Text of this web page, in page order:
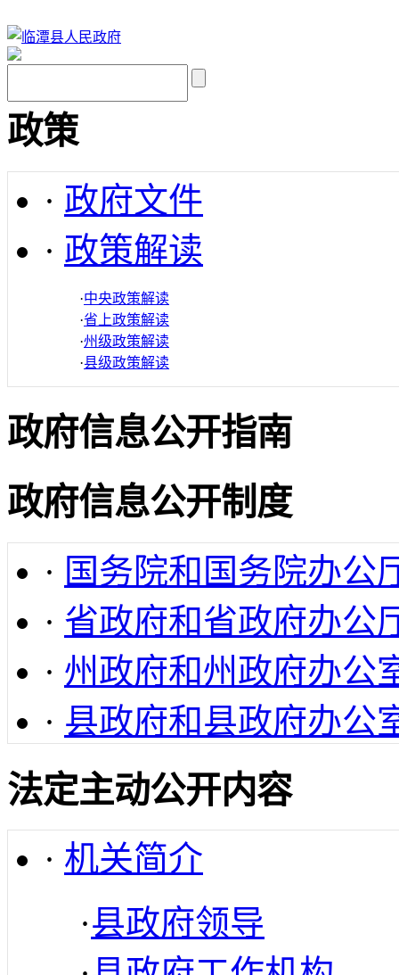
政策
· 政府文件
· 政策解读
·中央政策解读
·省上政策解读
·州级政策解读
·县级政策解读
政府信息公开指南
政府信息公开制度
· 国务院和国务院办公
· 省政府和省政府办公
· 州政府和州政府办公
· 县政府和县政府办公
法定主动公开内容
· 机关简介
·县政府领导